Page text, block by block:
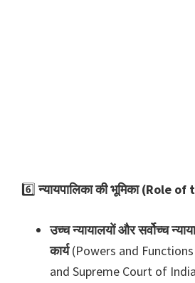
6️⃣न्यायपालिका की भूमिका (Role
उच्च न्यायालयों और सर्वोच्च
कार्य(Powers and
and Supreme Court of